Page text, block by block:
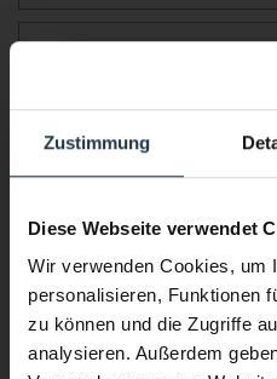
Zustimmung
Diese Webseite verwendet
Wir verwenden Cookies, um
personalisieren, Funktionen
zu können und die Zugriffe
analysieren. Außerdem
Straße
Zusätzliche Angaben